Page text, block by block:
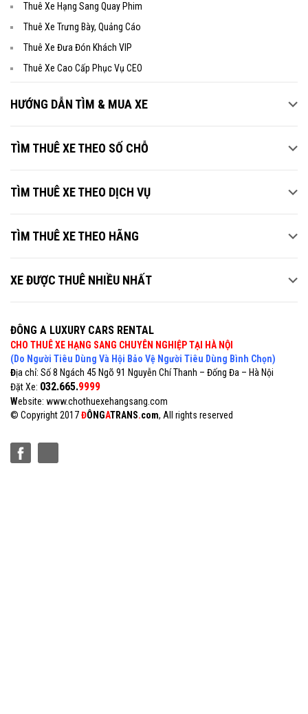
Thuê Xe Hạng Sang Quay Phim
Thuê Xe Trưng Bày, Quảng Cáo
Thuê Xe Đưa Đón Khách VIP
Thuê Xe Cao Cấp Phục Vụ CEO
HƯỚNG DẪN TÌM & MUA XE
TÌM THUÊ XE THEO SỐ CHỖ
TÌM THUÊ XE THEO DỊCH VỤ
TÌM THUÊ XE THEO HÃNG
XE ĐƯỢC THUÊ NHIỀU NHẤT
ĐÔNG A LUXURY CARS RENTAL
CHO THUÊ XE HẠNG SANG CHUYÊN NGHIỆP TẠI HÀ NỘI
(Do Người Tiêu Dùng Và Hội Bảo Vệ Người Tiêu Dùng Bình Chọn)
Địa chỉ: Số 8 Ngách 45 Ngõ 91 Nguyễn Chí Thanh – Đống Đa – Hà Nội
Đặt Xe: 032.665.9999
Website: www.chothuexehangsang.com
© Copyright 2017ĐÔ NGATRANS.com, All rights reserved